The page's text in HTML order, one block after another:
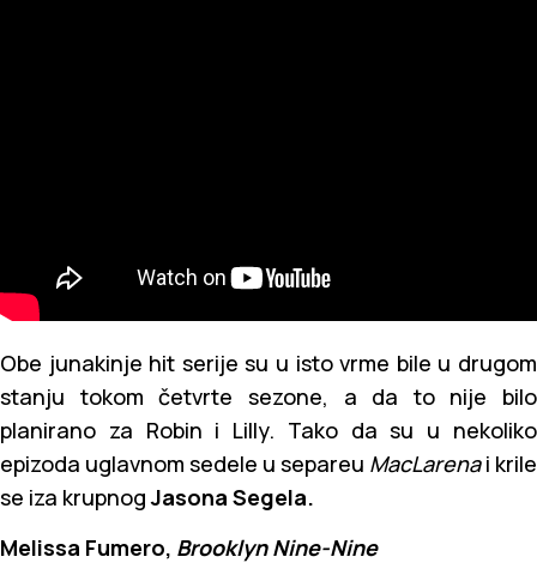
Obe junakinje hit serije su u isto vrme bile u drugom
stanju tokom četvrte sezone, a da to nije bilo
planirano za Robin i Lilly. Tako da su u nekoliko
epizoda uglavnom sedele u separeu MacLarenai krile
se iza krupnogJasona Segela.
Melissa Fumero, Brooklyn Nine-Nine